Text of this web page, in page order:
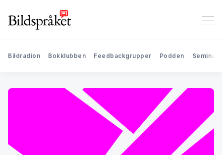
Bildradion Bokklubben Feedbackgrupper Podden